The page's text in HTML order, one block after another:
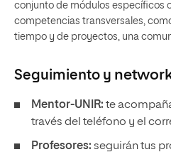
conjunto de módulos específicos
competencias transversales,
tiempo y de proyectos, una
Seguimiento y
Mentor-UNIR: te
través del teléfono y el
Profesores: seguirán tus